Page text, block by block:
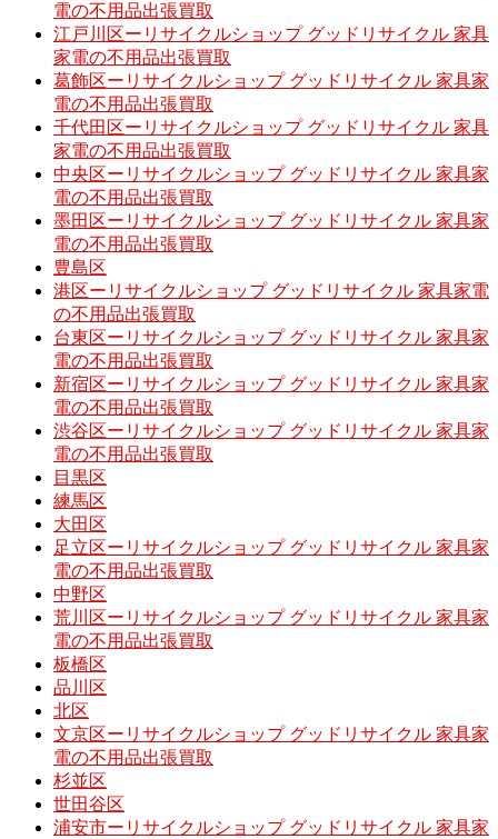
電の不用品出張買取
江戸川区ーリサイクルショップ グッドリサイクル 家具
家電の不用品出張買取
葛飾区ーリサイクルショップ グッドリサイクル 家具家
電の不用品出張買取
千代田区ーリサイクルショップ グッドリサイクル 家具
家電の不用品出張買取
中央区ーリサイクルショップ グッドリサイクル 家具家
電の不用品出張買取
墨田区ーリサイクルショップ グッドリサイクル 家具家
電の不用品出張買取
豊島区
港区ーリサイクルショップ グッドリサイクル 家具家電
の不用品出張買取
台東区ーリサイクルショップ グッドリサイクル 家具家
電の不用品出張買取
新宿区ーリサイクルショップ グッドリサイクル 家具家
電の不用品出張買取
渋谷区ーリサイクルショップ グッドリサイクル 家具家
電の不用品出張買取
目黒区
練馬区
大田区
足立区ーリサイクルショップ グッドリサイクル 家具家
電の不用品出張買取
中野区
荒川区ーリサイクルショップ グッドリサイクル 家具家
電の不用品出張買取
板橋区
品川区
北区
文京区ーリサイクルショップ グッドリサイクル 家具家
電の不用品出張買取
杉並区
世田谷区
浦安市ーリサイクルショップ グッドリサイクル 家具家